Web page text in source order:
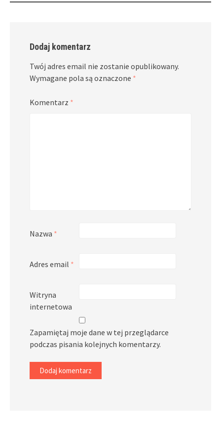
Dodaj komentarz
Twój adres email nie zostanie opublikowany.
Wymagane pola są oznaczone *
Komentarz *
Nazwa *
Adres email *
Witryna
internetowa
Zapamiętaj moje dane w tej przeglądarce
podczas pisania kolejnych komentarzy.